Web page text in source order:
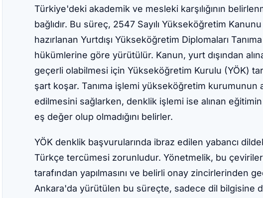
Türkiye'deki akademik ve mesleki karşılığının
bağlıdır. Bu süreç, 2547 Sayılı Yükseköğretim
hazırlanan Yurtdışı Yükseköğretim Diplomaları
hükümlerine göre yürütülür. Kanun, yurt dışından
geçerli olabilmesi için Yükseköğretim Kurulu (YÖK)
şart koşar. Tanıma işlemi yükseköğretim kurumunun
edilmesini sağlarken, denklik işlemi ise alınan
eş değer olup olmadığını belirler.
YÖK denklik başvurularında ibraz edilen yabancı
Türkçe tercümesi zorunludur. Yönetmelik, bu
tarafından yapılmasını ve belirli onay zincirlerinden
Ankara'da yürütülen bu süreçte, sadece dil bilgisine